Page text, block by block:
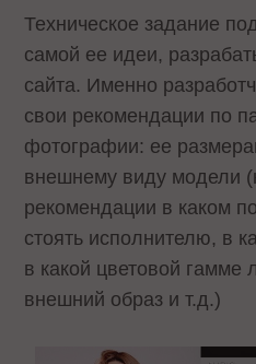
Техническое задание
самой ее идеи,
сайта. Именно
свои рекомендации по
фотографии: ее
внешнему виду модели
рекомендации в каком
стоять исполнителю, в
в какой цветовой гамме
внешний образ и т.д.)